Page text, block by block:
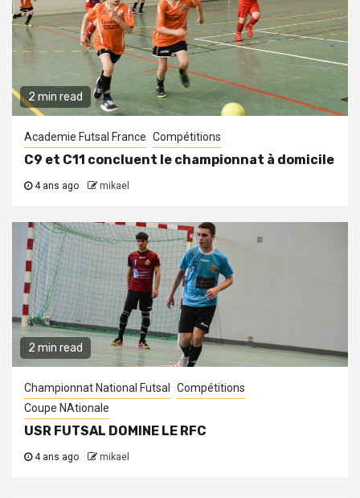
2 min read
Academie Futsal France Compétitions
C9 et C11 concluent le championnat à domicile
4 ans ago mikael
2 min read
Championnat National Futsal
Compétitions
Coupe NAtionale
USR FUTSAL DOMINE LE RFC
4 ans ago mikael